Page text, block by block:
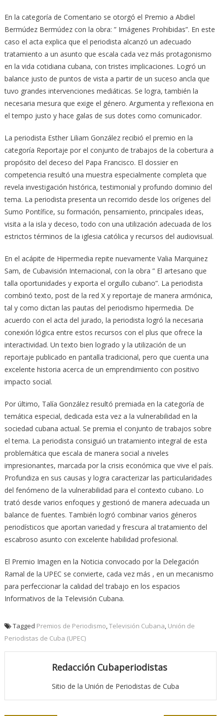
En la categoría de Comentario se otorgó el Premio a Abdiel
Bermúdez Bermúdez con la obra: ” Imágenes Prohibidas”. En este
caso el acta explica que el periodista alcanzó un adecuado
tratamiento a un asunto que escala cada vez más protagonismo
en la vida cotidiana cubana, con tristes implicaciones. Logró un
balance justo de puntos de vista a partir de un suceso ancla que
tuvo grandes intervenciones mediáticas. Se logra, también la
necesaria mesura que exige el género. Argumenta y reflexiona en
el tempo justo y hace galas de sus dotes como comunicador.
La periodista Esther Liliam González recibió el premio en la
categoría Reportaje por el conjunto de trabajos de la cobertura a
propósito del deceso del Papa Francisco. El dossier en
competencia resultó una muestra especialmente completa que
revela investigación histórica, testimonial y profundo dominio del
tema. La periodista presenta un recorrido desde los orígenes del
Sumo Pontífice, su formación, pensamiento, principales ideas,
visita a la isla y deceso, todo con una utilización adecuada de los
estrictos términos de la iglesia católica y recursos del audiovisual.
En el acápite de Hipermedia repite nuevamente Valia Marquinez
Sam, de Cubavisión Internacional, con la obra ” El artesano que
talla oportunidades y exporta el orgullo cubano”. La periodista
combinó texto, post de la red X y reportaje de manera armónica,
tal y como dictan las pautas del periodismo hipermedia. De
acuerdo con el acta del jurado, la periodista logró la necesaria
conexión lógica entre estos recursos con el plus que ofrece la
interactividad. Un texto bien logrado y la utilización de un
reportaje publicado en pantalla tradicional, pero que cuenta una
excelente historia acerca de un emprendimiento con positivo
impacto social.
Por último, Talía González resultó premiada en la categoría de
temática especial, dedicada esta vez a la vulnerabilidad en la
sociedad cubana actual. Se premia el conjunto de trabajos sobre
el tema. La periodista consiguió un tratamiento integral de esta
problemática que escala de manera social a niveles
impresionantes, marcada por la crisis económica que vive el país.
Profundiza en sus causas y logra caracterizar las particularidades
del fenómeno de la vulnerabilidad para el contexto cubano. Lo
trató desde varios enfoques y gestionó de manera adecuada un
balance de fuentes. También logró combinar varios géneros
periodísticos que aportan variedad y frescura al tratamiento del
escabroso asunto con excelente habilidad profesional.
El Premio Imagen en la Noticia convocado por la Delegación
Ramal de la UPEC se convierte, cada vez más , en un mecanismo
para perfeccionar la calidad del trabajo en los espacios
Informativos de la Televisión Cubana.
Tagged Premios de Periodismo Televisión Cubana Unión de
Periodistas de Cuba (UPEC)
Redacción Cubaperiodistas
Sitio de la Unión de Periodistas de Cuba